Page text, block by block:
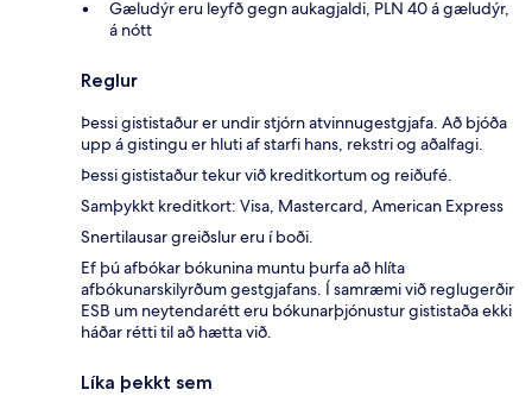
Gæludýr eru leyfð gegn aukagjaldi, PLN 40 á gæludýr,
á nótt
Reglur
Þessi gististaður er undir stjórn atvinnugestgjafa. Að bjóða
upp á gistingu er hluti af starfi hans, rekstri og aðalfagi.
Þessi gististaður tekur við kreditkortum og reiðufé.
Samþykkt kreditkort: Visa, Mastercard, American Express
Snertilausar greiðslur eru í boði.
Ef þú afbókar bókunina muntu þurfa að hlíta
afbókunarskilyrðum gestgjafans. Í samræmi við reglugerðir
ESB um neytendarétt eru bókunarþjónustur gististaða ekki
háðar rétti til að hætta við.
Líka þekkt sem